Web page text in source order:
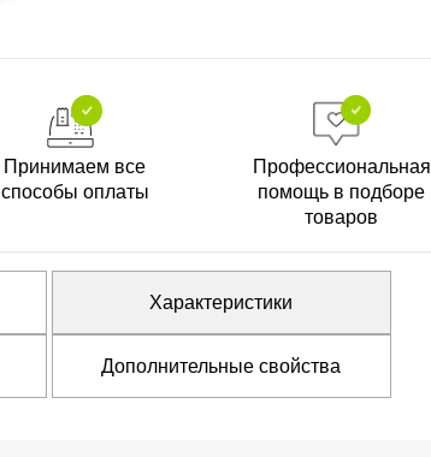
Принимаем все
способы оплаты
Профессиональная
помощь в подборе
товаров
Характеристики
Дополнительные свойства